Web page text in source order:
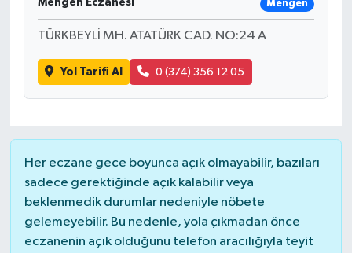
Mengen
TÜRKBEYLİ MH. ATATÜRK CAD. NO:24 A
Yol Tarifi Al 0 (374) 356 12 05
Her eczane gece boyunca açık olmayabilir, bazıları
sadece gerektiğinde açık kalabilir veya
beklenmedik durumlar nedeniyle nöbete
gelemeyebilir. Bu nedenle, yola çıkmadan önce
eczanenin açık olduğunu telefon aracılığıyla teyit
Yaşam
Yerel Yönetimler
Yurttan